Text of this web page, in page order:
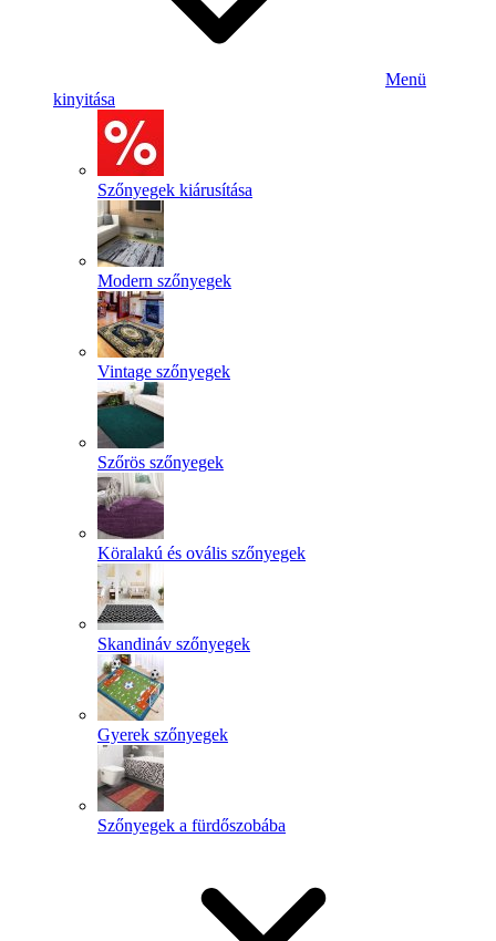
Menü
kinyitása
Szőnyegek kiárusítása
Modern szőnyegek
Vintage szőnyegek
Szőrös szőnyegek
Köralakú és ovális szőnyegek
Skandináv szőnyegek
Gyerek szőnyegek
Szőnyegek a fürdőszobába